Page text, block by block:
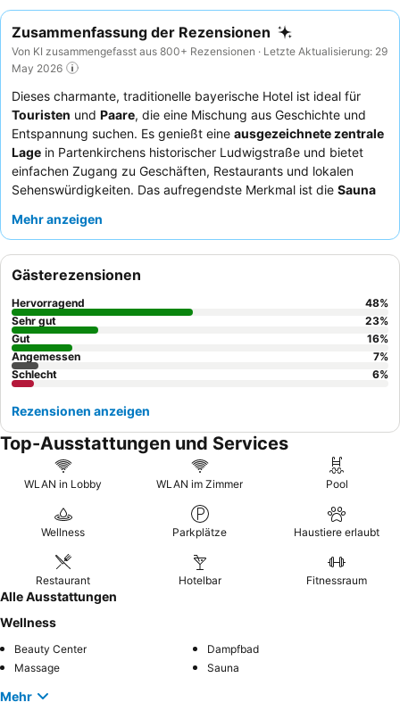
Zusammenfassung der Rezensionen
Von KI zusammengefasst aus 800+ Rezensionen · Letzte Aktualisierung: 29
May 2026
Dieses charmante, traditionelle bayerische Hotel ist ideal für
Touristen und Paare, die eine Mischung aus Geschichte und
Entspannung suchen. Es genießt eine ausgezeichnete zentrale
Lage in Partenkirchens historischer Ludwigstraße und bietet
einfachen Zugang zu Geschäften, Restaurants und lokalen
Sehenswürdigkeiten. Das aufregendste Merkmal ist die Sauna
Rückzugsort bietet. Die Gäste loben stets das
vielfältige und köstliche Frühstücksbuffet
Bestellung zubereitete Omeletts umfasst. Für ein wirklich
authentisches Erlebnis sollten Sie ein Zimmer mit
Balkon und
Bergblick
Mehr anzeigen
Gästerezensionen
Hervorragend 48%
Sehr gut
23%
Gut
16%
Angemessen
7%
Schlecht
6%
Rezensionen anzeigen
Top-Ausstattungen und Services
WLAN in Lobby WLAN im Zimmer Pool
Wellness Parkplätze Haustiere erlaubt
Restaurant Hotelbar Fitnessraum
Alle Ausstattungen
Wellness
Beauty Center
Dampfbad
Massage
Sauna
Mehr